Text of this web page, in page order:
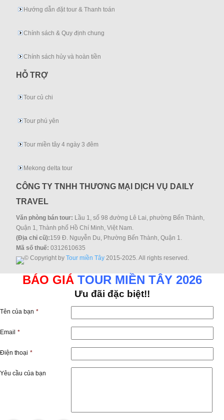
Hướng dẫn đặt tour & Thanh toán
Chính sách & Quy định chung
Chính sách hủy và hoàn tiền
HỖ TRỢ
Tour củ chi
Tour phú yên
Tour miền tây 4 ngày 3 đêm
Mekong delta tour
CÔNG TY TNHH THƯƠNG MẠI DỊCH VỤ DAILY
TRAVEL
Văn phòng bán tour: Lầu 1, số 98 đường Lê Lai, phường Bến Thành,
Quận 1, Thành phố Hồ Chí Minh, Việt Nam.
(Địa chỉ cũ):159 Đ. Nguyễn Du, Phường Bến Thành, Quận 1.
Mã số thuế: 0312610635
© Copyright byTour miền Tây 2015-2025. All rights reserved.
BÁO GIÁ TOUR MIỀN TÂY 2026
Ưu đãi đặc biệt!!
Tên của bạn *
Email *
Điện thoại *
Yêu cầu của bạn